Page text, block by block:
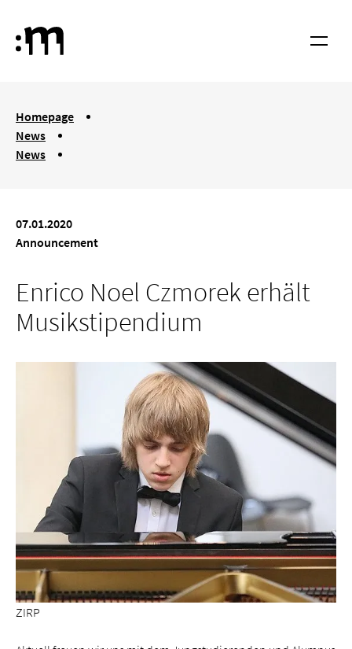
Cologne University of Music and Dance Menu
You are here:
Homepage
News
News
Enrico Noel Czmorek erhält Musikstipendium
07.01.2020
Announcement
Enrico Noel Czmorek erhält
Musikstipendium
ZIRP